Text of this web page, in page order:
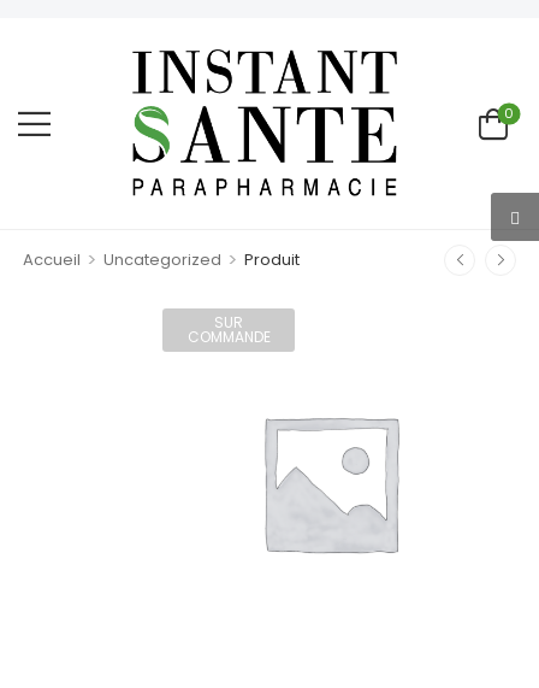
0
Accueil > Uncategorized > Produit
SUR
COMMANDE